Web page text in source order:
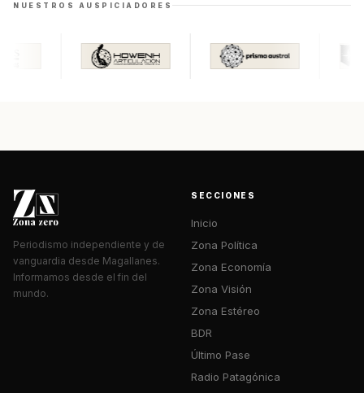
NUESTROS AUSPICIADORES
Periodismo independiente y de
vanguardia desde Magallanes.
Informamos desde el fin del
mundo.
SECCIONES
Inicio
Zona Política
Zona Economía
Zona Visión
Zona Estéreo
BDR
Último Pase
Radio Patagónica